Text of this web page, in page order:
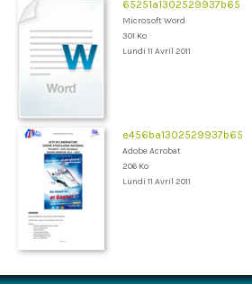
65251a1302529937b65
Microsoft Word
301 Ko
Lundi 11 Avril 2011
e456ba1302529937b65
Adobe Acrobat
206 Ko
Lundi 11 Avril 2011